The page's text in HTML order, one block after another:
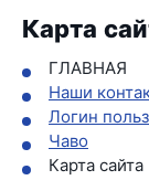
Карта
ГЛАВНАЯ
Наши
Логин
Чаво
Карта сайта